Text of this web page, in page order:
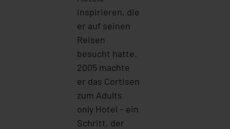
inspirieren, die
er auf seinen
Reisen
besucht hatte.
2005 machte
er das Cortisen
zum Adults
only Hotel – ein
Schritt, der